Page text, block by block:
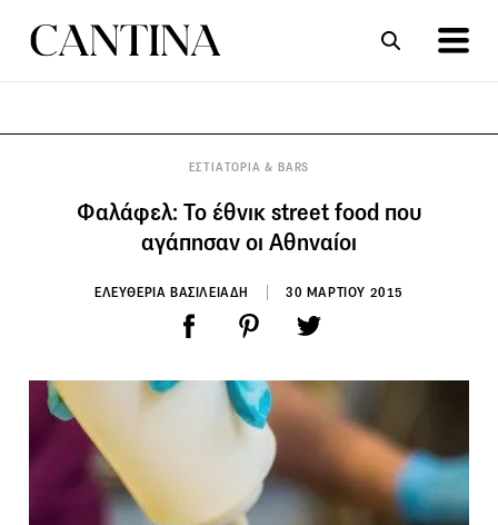
ΕΣΤΙΑΤΟΡΙΑ & BARS
Φαλάφελ: Το έθνικ street food που
αγάπησαν οι Αθηναίοι
ΕΛΕΥΘΕΡΙΑ ΒΑΣΙΛΕΙΑΔΗ 30 ΜΑΡΤΙΟΥ 2015